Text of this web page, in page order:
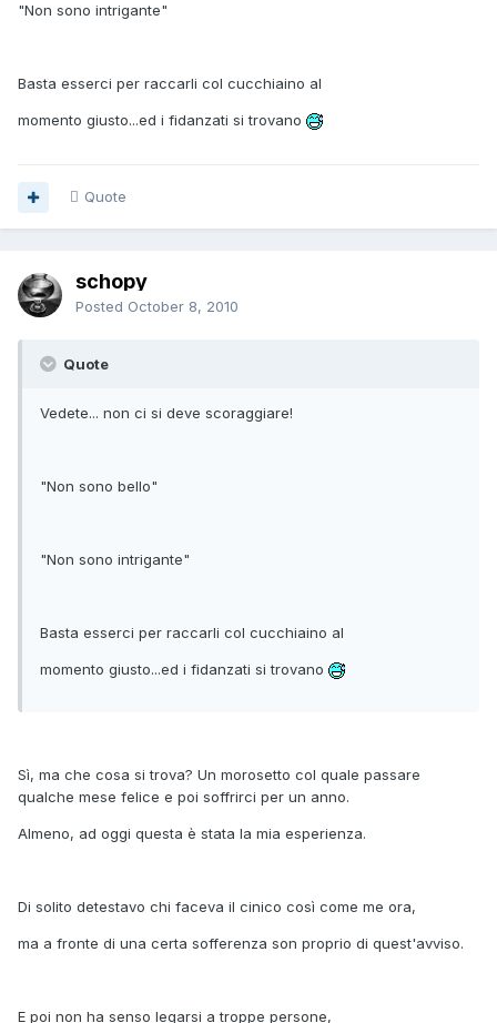
"Non sono intrigante"
Basta esserci per raccarli col cucchiaino al
momento giusto...ed i fidanzati si trovano
Quote
schopy
Posted October 8, 2010
Quote
Vedete... non ci si deve scoraggiare!
"Non sono bello"
"Non sono intrigante"
Basta esserci per raccarli col cucchiaino al
momento giusto...ed i fidanzati si trovano
Sì, ma che cosa si trova? Un morosetto col quale passare
qualche mese felice e poi soffrirci per un anno.
Almeno, ad oggi questa è stata la mia esperienza.
Di solito detestavo chi faceva il cinico così come me ora,
ma a fronte di una certa sofferenza son proprio di quest'avviso.
E poi non ha senso legarsi a troppe persone,